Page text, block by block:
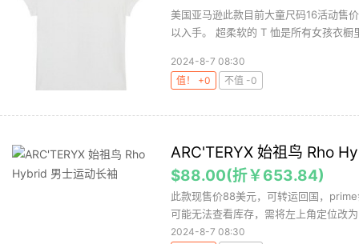
美国亚马逊此款目前大童尺码16活动售
以入手。 超柔软的 T 恤是所有女孩衣橱
2024-8-7 08:30
值！ +0
不值 -0
ARC'TERYX 始祖鸟 Rho
$88.00(折￥653.84)
此款现售价88美元，可转运回国，
可能无法查看库存，需将左上角定位改
2024-8-7 08:30